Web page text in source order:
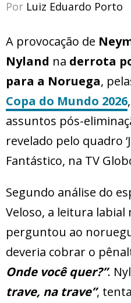
Por Luiz Eduardo Porto
A provocação de
Nyland na derrota
para a Noruega,
Copa do Mundo 2026
assuntos pós-
revelado pelo quadro
Fantástico, na TV
Segundo análise do
Veloso, a leitura
perguntou ao
deveria cobrar o
Onde você quer?”.
trave, na trave”,